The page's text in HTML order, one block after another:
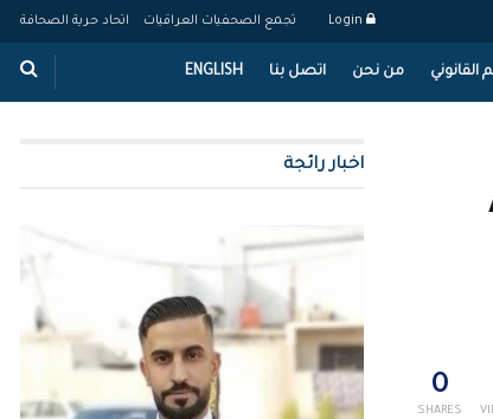
تجمع الصحفيات العراقيات اتحاد حرية الصحافة
القانوني من نحن اتصل بنا ENGLISH
0
SHARES
اخبار رائجة